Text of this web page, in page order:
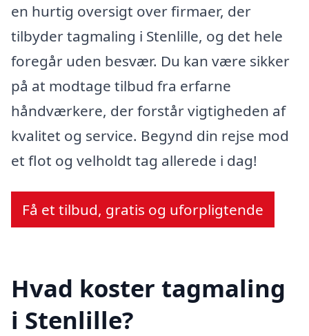
en hurtig oversigt over firmaer, der
tilbyder tagmaling i Stenlille, og det hele
foregår uden besvær. Du kan være sikker
på at modtage tilbud fra erfarne
håndværkere, der forstår vigtigheden af
kvalitet og service. Begynd din rejse mod
et flot og velholdt tag allerede i dag!
Få et tilbud, gratis og uforpligtende
Hvad koster tagmaling
i Stenlille?